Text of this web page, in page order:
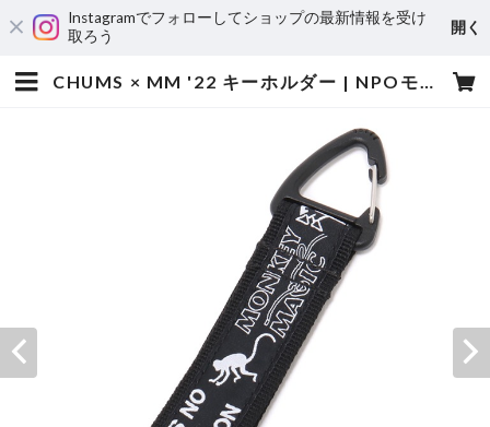
Instagramでフォローしてショップの最新情報を受け
取ろう
開く
CHUMS × MM '22 キーホルダー | NPOモンキーマジックサポートグッズショップ